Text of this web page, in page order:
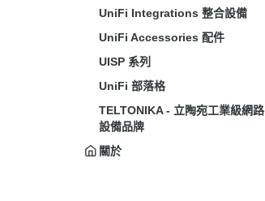
UniFi Integrations 整合設備
UniFi Accessories 配件
UISP 系列
UniFi 部落格
TELTONIKA - 立陶宛工業級網路
設備品牌
關於